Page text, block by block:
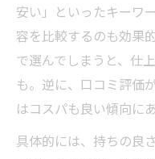
安い」といったキーワ
容を比較するのも効果
で選んでしまうと、仕
も。逆に、口コミ評価
はコスパも良い傾向に
具体的には、持ちの良